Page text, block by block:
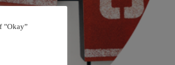
"Okay”